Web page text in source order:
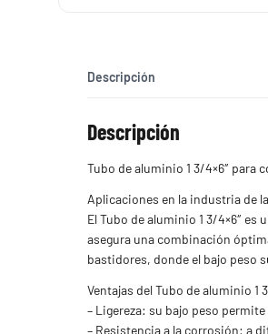
Descripción
Descripción
Tubo de aluminio 1 3/4×6″
Aplicaciones en la industria de
El Tubo de aluminio 1 3/4×6″
asegura una combinación
bastidores, donde el bajo peso
Ventajas del Tubo de aluminio 1
– Ligereza: su bajo peso
– Resistencia a la corrosión: a